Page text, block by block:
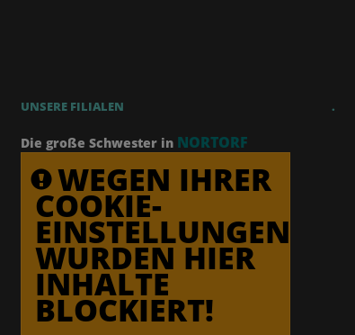
UNSERE FILIALEN
Die große Schwester in NORTORF
WEGEN IHRER
COOKIE-
EINSTELLUNGEN
WURDEN HIER
INHALTE
BLOCKIERT!
.